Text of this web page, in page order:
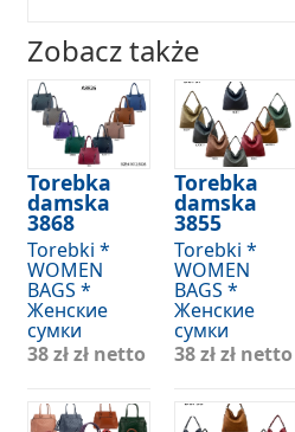
Zobacz także
Torebka
damska
3868
Torebki *
WOMEN
BAGS *
Женские
сумки
38 złzł netto
Torebka
damska
3855
Torebki *
WOMEN
BAGS *
Женские
сумки
38 złzł netto